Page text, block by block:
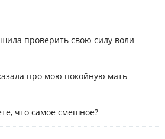
проверить свою силу воли
про мою покойную мать
что самое смешное?